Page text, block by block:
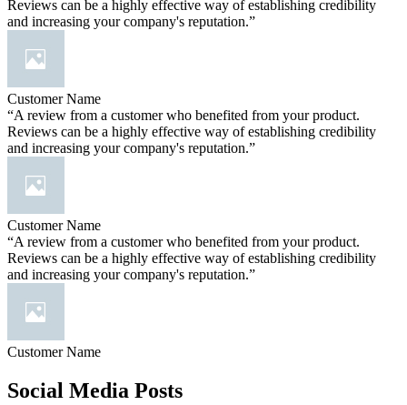
Reviews can be a highly effective way of establishing credibility
and increasing your company's reputation.”
Customer Name
“A review from a customer who benefited from your product.
Reviews can be a highly effective way of establishing credibility
and increasing your company's reputation.”
Customer Name
“A review from a customer who benefited from your product.
Reviews can be a highly effective way of establishing credibility
and increasing your company's reputation.”
Customer Name
Social Media Posts